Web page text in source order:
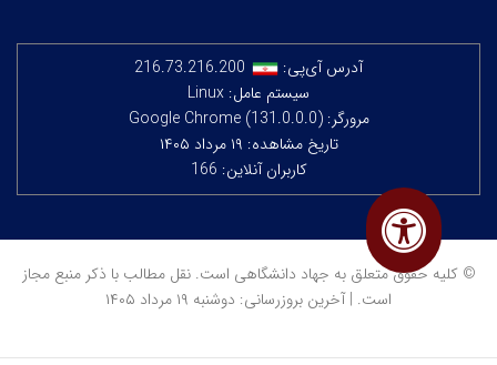
آدرس آی‌پی:
216.73.216.200
سیستم عامل: Linux
مرورگر: Google Chrome (131.0.0.0)
تاریخ مشاهده: ۱۹ مرداد ۱۴۰۵
کاربران آنلاین: 166
© کلیه حقوق متعلق به جهاد دانشگاهی است. نقل مطالب با ذکر منبع مجاز
است. | آخرین بروزرسانی: دوشنبه ۱۹ مرداد ۱۴۰۵